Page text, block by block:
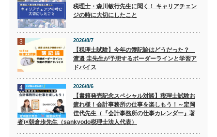
税理士・森川敏行先生に聞く！ キャリアチェン
ジの時に大切にしたこと
3 2026/8/7
【税理士試験】今年の簿記論はどうだった？
渡邉 圭先生が予想するボーダーラインと学習ア
ドバイス
4 2026/8/6
【書籍発売記念スペシャル対談】税理士試験お
疲れ様！会計事務所の仕事を楽しもう！～定岡
佳代先生（『会計事務所の仕事カレンダー』著
者)×朝倉歩先生（sankyodo税理士法人代表）